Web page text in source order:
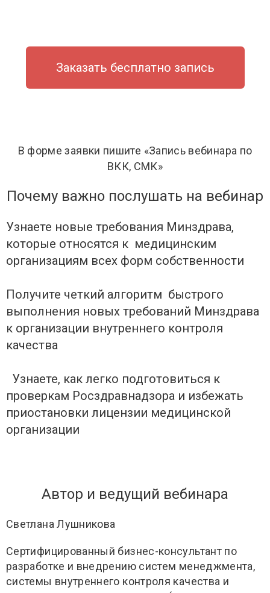
Заказать бесплатно запись
В форме заявки пишите «Запись вебинара по
ВКК, СМК»
Почему важно послушать на вебинар
Узнаете новые требования Минздрава,
которые относятся к медицинским
организациям всех форм собственности
Получите четкий алгоритм быстрого
выполнения новых требований Минздрава
к организации внутреннего контроля
качества
Узнаете, как легко подготовиться к
проверкам Росздравнадзора и избежать
приостановки лицензии медицинской
организации
Автор и ведущий вебинара
Светлана Лушникова
Сертифицированный бизнес-консультант по
разработке и внедрению систем менеджмента,
системы внутреннего контроля качества и